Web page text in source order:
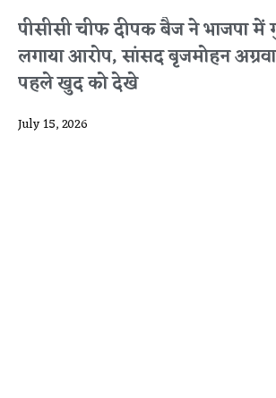
पीसीसी चीफ दीपक बैज ने भाजपा में
लगाया आरोप, सांसद बृजमोहन
पहले खुद को देखे
July 15, 2026